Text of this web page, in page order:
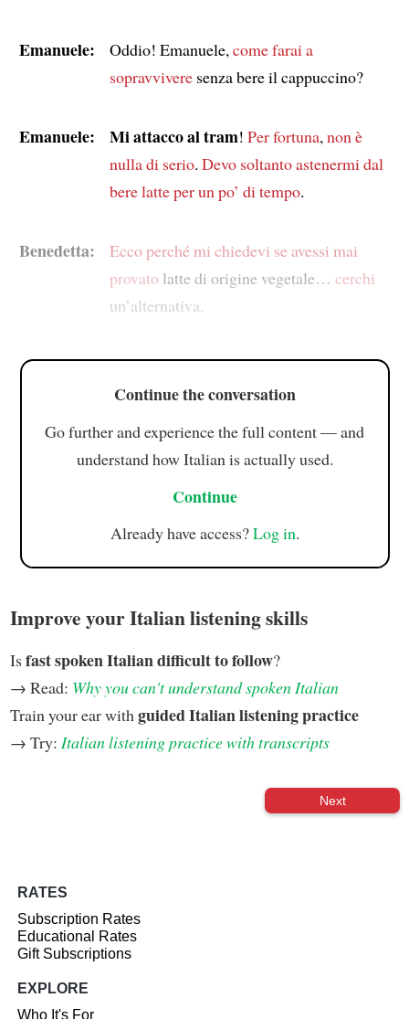
Emanuele: Oddio! Emanuele, come farai a
sopravviveresenza bere il cappuccino?
Emanuele: Mi attacco al tram! Per fortuna, non è
nulla di serio. Devo soltanto astenermi dal
bere latteper un po’ di tempo.
Benedetta: Ecco perché mi chiedevi se avessi mai
provato latte di origine vegetale… cerchi
un’alternativa.
Continue the conversation
Go further and experience the full content — and
understand how Italian is actually used.
Continue
Already have access?Log in.
Improve your Italian listening skills
Isfast spoken Italian difficult to follow?
→ Read: Why you can't understand spoken Italian
Train your ear with guided Italian listening practice
→ Try: Italian listening practice with transcripts
Next
RATES
Subscription Rates
Educational Rates
Gift Subscriptions
EXPLORE
Who It's For